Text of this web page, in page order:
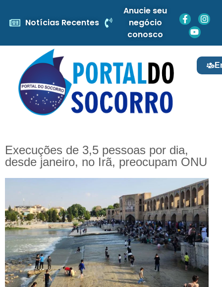
Notícias Recentes
Anucie seu
negócio
conosco
Execuções de 3,5 pessoas por dia,
desde janeiro, no Irã, preocupam ONU